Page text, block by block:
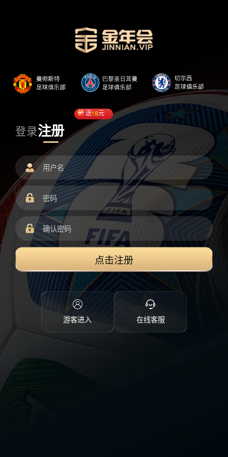
登录注册
送18元
点击注册
游客进入 在线客服